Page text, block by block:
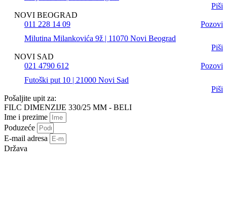
Piši
NOVI BEOGRAD
011 228 14 09
Pozovi
Milutina Milankovića 9ž | 11070 Novi Beograd
Piši
NOVI SAD
021 4790 612
Pozovi
Futoški put 10 | 21000 Novi Sad
Piši
Pošaljite upit za:
FILC DIMENZIJE 330/25 MM - BELI
Ime i prezime
Poduzeće
E-mail adresa
Država